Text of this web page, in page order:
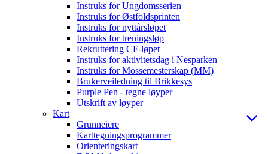
Instruks for Ungdomsserien
Instruks for Østfoldsprinten
Instruks for nyttårsløpet
Instruks for treningsløp
Rekruttering CF-løpet
Instruks for aktivitetsdag i Nesparken
Instruks for Mossemesterskap (MM)
Brukerveiledning til Brikkesys
Purple Pen - tegne løyper
Utskrift av løyper
Kart
Grunneiere
Karttegningsprogrammer
Orienteringskart